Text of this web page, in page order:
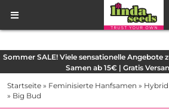
Sommer SALE! Viele sensationelle Angebote
Samen ab 15€ | Gratis
Startseite » Feminisierte Hanfsamen » Hybrid
» Big Bud